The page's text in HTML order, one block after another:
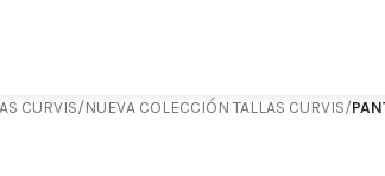
CURVIS/NUEVA COLECCIÓN TALLAS CURVIS/